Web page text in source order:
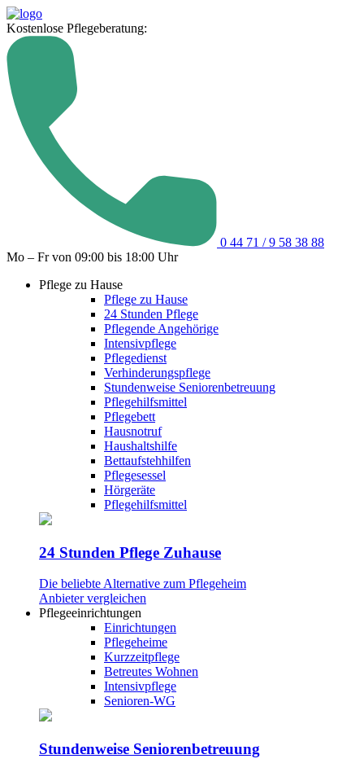
Kostenlose Pflegeberatung:
0 44 71 / 9 58 38 88
Mo – Fr von 09:00 bis 18:00 Uhr
Pflege zu Hause
Pflege zu Hause
24 Stunden Pflege
Pflegende Angehörige
Intensivpflege
Pflegedienst
Verhinderungspflege
Stundenweise Seniorenbetreuung
Pflegehilfsmittel
Pflegebett
Hausnotruf
Haushaltshilfe
Bettaufstehhilfen
Pflegesessel
Hörgeräte
Pflegehilfsmittel
24 Stunden Pflege Zuhause
Die beliebte Alternative zum Pflegeheim
Anbieter vergleichen
Pflegeeinrichtungen
Einrichtungen
Pflegeheime
Kurzzeitpflege
Betreutes Wohnen
Intensivpflege
Senioren-WG
Stundenweise Seniorenbetreuung